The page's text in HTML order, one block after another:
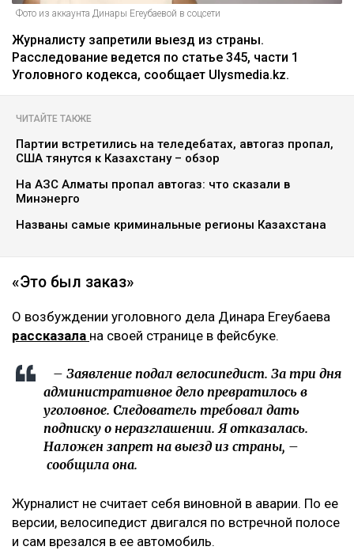
Фото из аккаунта Динары Егеубаевой в соцсети
Журналисту запретили выезд из страны.
Расследование ведется по статье 345, части 1
Уголовного кодекса, сообщает Ulysmedia.kz.
ЧИТАЙТЕ ТАКЖЕ
Партии встретились на теледебатах, автогаз пропал,
США тянутся к Казахстану – обзор
На АЗС Алматы пропал автогаз: что сказали в
Минэнерго
Названы самые криминальные регионы Казахстана
«Это был заказ»
О возбуждении уголовного дела Динара Егеубаева
рассказала на своей странице в фейсбуке.
– Заявление подал велосипедист. За три дня
административное дело превратилось в
уголовное. Следователь требовал дать
подписку о неразглашении. Я отказалась.
Наложен запрет на выезд из страны, –
сообщила она.
Журналист не считает себя виновной в аварии. По ее
версии, велосипедист двигался по встречной полосе
и сам врезался в ее автомобиль.